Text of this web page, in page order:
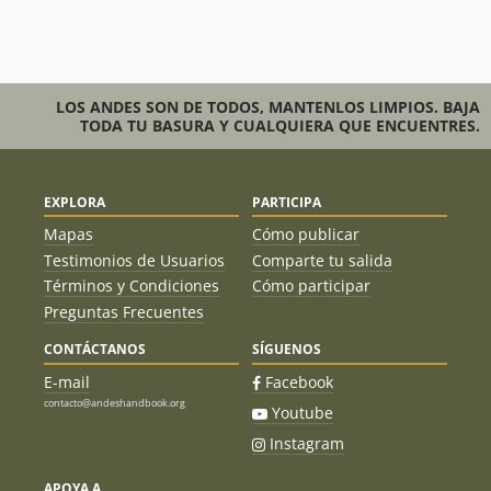
LOS ANDES SON DE TODOS, MANTENLOS LIMPIOS. BAJA
TODA TU BASURA Y CUALQUIERA QUE ENCUENTRES.
EXPLORA
Mapas
Testimonios de Usuarios
Términos y Condiciones
Preguntas Frecuentes
PARTICIPA
Cómo publicar
Comparte tu salida
Cómo participar
CONTÁCTANOS
E-mail
contacto@andeshandbook.org
SÍGUENOS
Facebook
Youtube
Instagram